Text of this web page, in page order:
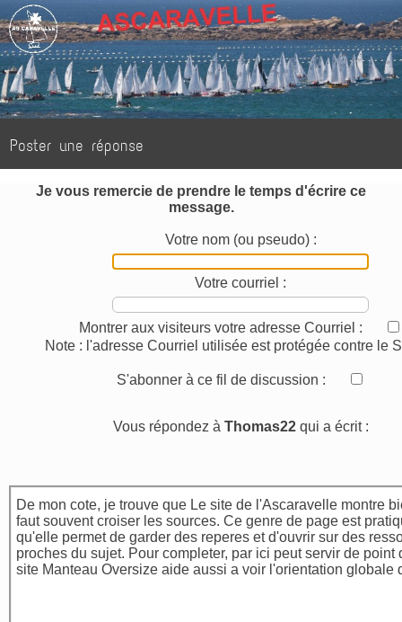
Poster une réponse
Je vous remercie de prendre le temps d'écrire ce
message.
Votre nom (ou pseudo) :
Votre courriel :
Montrer aux visiteurs votre adresse Courriel :
Note : l'adresse Courriel utilisée est protégée contre le
S'abonner à ce fil de discussion :
Vous répondez à Thomas22qui a écrit :
De mon cote, je trouve que Le site de l'Ascaravelle montre
faut souvent croiser les sources. Ce genre de page est
qu'elle permet de garder des reperes et d'ouvrir sur des
proches du sujet. Pour completer, par ici peut servir de point
site Manteau Oversize aide aussi a voir l'orientation globale